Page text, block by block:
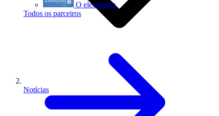
O electricista
Todos os parceiros
Notícias